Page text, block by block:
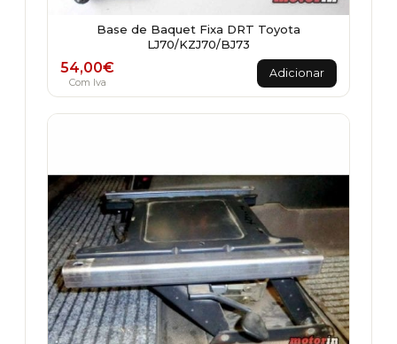
Base de Baquet Fixa DRT Toyota
LJ70/KZJ70/BJ73
54,00€
Com Iva
Adicionar